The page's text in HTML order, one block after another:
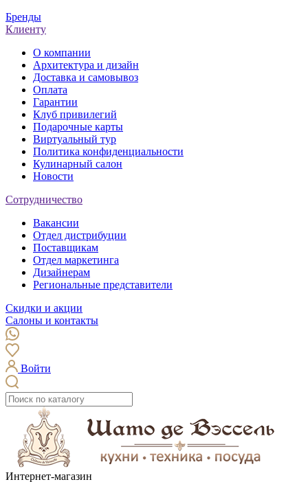
Бренды
Клиенту
О компании
Архитектура и дизайн
Доставка и самовывоз
Оплата
Гарантии
Клуб привилегий
Подарочные карты
Виртуальный тур
Политика конфиденциальности
Кулинарный салон
Новости
Сотрудничество
Вакансии
Отдел дистрибуции
Поставщикам
Отдел маркетинга
Дизайнерам
Региональные представители
Скидки и акции
Салоны и контакты
Войти
Интернет-магазин